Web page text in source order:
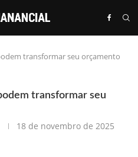
transformar seu orçamento
transformar seu
18 de novembro de 2025